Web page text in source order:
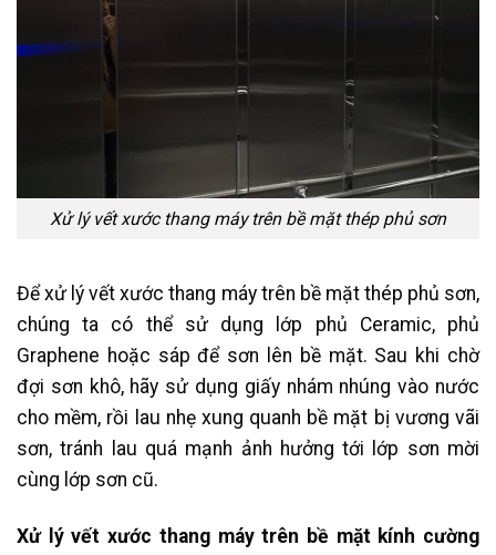
Xử lý vết xước thang máy trên bề mặt thép phủ sơn
Để xử lý vết xước thang máy trên bề mặt thép phủ sơn,
chúng ta có thể sử dụng lớp phủ Ceramic, phủ
Graphene hoặc sáp để sơn lên bề mặt. Sau khi chờ
đợi sơn khô, hãy sử dụng giấy nhám nhúng vào nước
cho mềm, rồi lau nhẹ xung quanh bề mặt bị vương vãi
sơn, tránh lau quá mạnh ảnh hưởng tới lớp sơn mời
cùng lớp sơn cũ.
Xử lý vết xước thang máy trên bề mặt kính cường